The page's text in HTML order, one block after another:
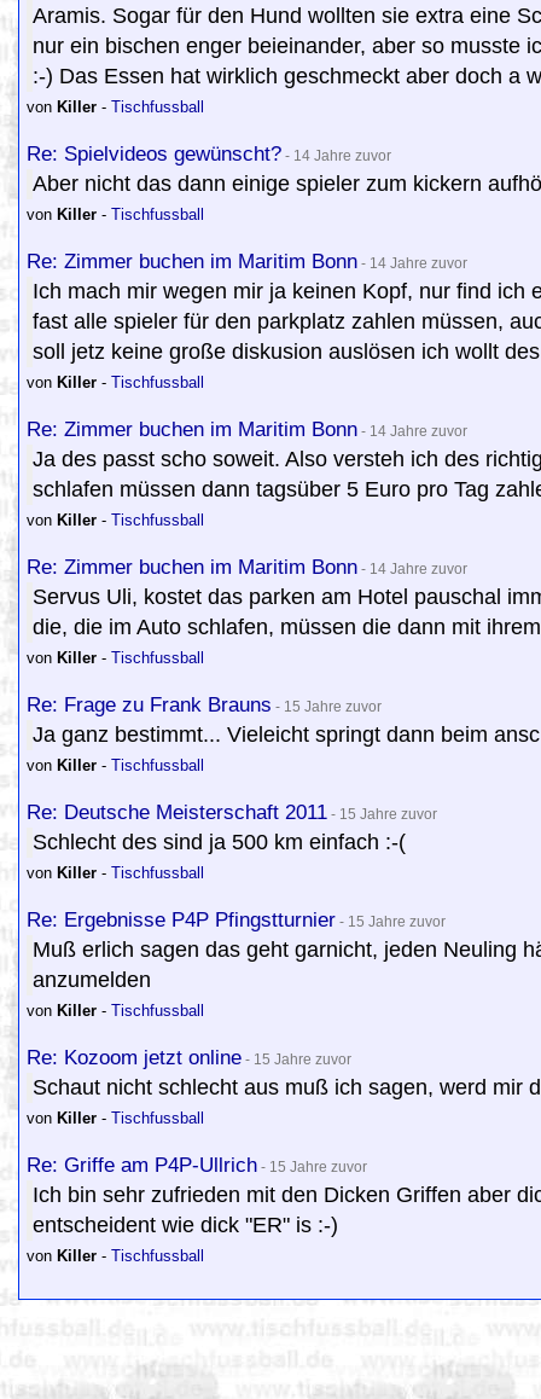
Aramis. Sogar für den Hund wollten sie extra eine
nur ein bischen enger beieinander, aber so musste
:-) Das Essen hat wirklich geschmeckt aber doch a
von Killer - Tischfussball
Re: Spielvideos gewünscht? - 14 Jahre zuvor
Aber nicht das dann einige spieler zum kickern
von Killer - Tischfussball
Re: Zimmer buchen im Maritim Bonn - 14 Jahre zuvor
Ich mach mir wegen mir ja keinen Kopf, nur find
fast alle spieler für den parkplatz zahlen müssen,
soll jetz keine große diskusion auslösen ich wollt
von Killer - Tischfussball
Re: Zimmer buchen im Maritim Bonn - 14 Jahre zuvor
Ja des passt scho soweit. Also versteh ich des
schlafen müssen dann tagsüber 5 Euro pro Tag
von Killer - Tischfussball
Re: Zimmer buchen im Maritim Bonn - 14 Jahre zuvor
Servus Uli, kostet das parken am Hotel pauschal
die, die im Auto schlafen, müssen die dann mit
von Killer - Tischfussball
Re: Frage zu Frank Brauns - 15 Jahre zuvor
Ja ganz bestimmt... Vieleicht springt dann beim
von Killer - Tischfussball
Re: Deutsche Meisterschaft 2011 - 15 Jahre zuvor
Schlecht des sind ja 500 km einfach :-(
von Killer - Tischfussball
Re: Ergebnisse P4P Pfingstturnier - 15 Jahre zuvor
Muß erlich sagen das geht garnicht, jeden Neuling
anzumelden
von Killer - Tischfussball
Re: Kozoom jetzt online - 15 Jahre zuvor
Schaut nicht schlecht aus muß ich sagen, werd mir
von Killer - Tischfussball
Re: Griffe am P4P-Ullrich - 15 Jahre zuvor
Ich bin sehr zufrieden mit den Dicken Griffen aber
entscheident wie dick "ER" is :-)
von Killer - Tischfussball